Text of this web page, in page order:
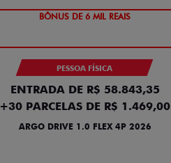
BÔNUS DE 6 MIL REAIS
PESSOA FÍSICA
ENTRADA DE R$ 58.843,35
+30 PARCELAS DE R$ 1.469,00
ARGO DRIVE 1.0 FLEX 4P 2026